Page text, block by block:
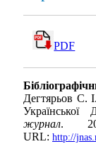
PDF
Дегтярьов С.
Української
журнал.
URL: http://